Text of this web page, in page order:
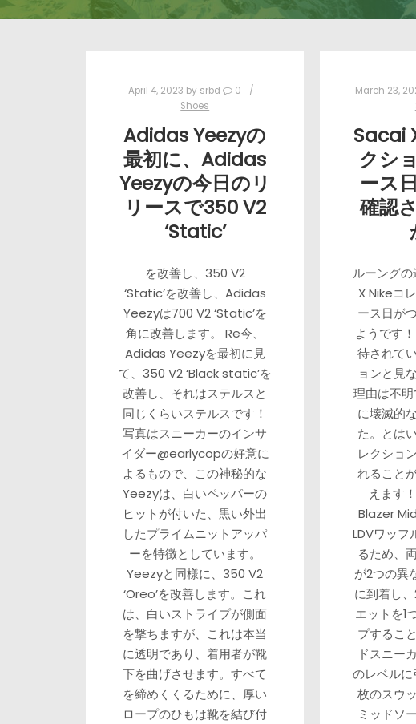
April 4, 2023 by srbd
0
Shoes
Adidas Yeezyの
最初に、Adidas
Yeezyの今日のリ
リースで350 V2
‘Static’
を改善し、350 V2
‘Static’を改善し、Adidas
Yeezyは700 V2 ‘Static’を
角に改善します。 Re今、
Adidas Yeezyを最初に見
て、350 V2 ‘Black static’を
改善し、それはステルスと
同じくらいステルスです！
写真はスニーカーのインサ
イダー@earlycopの好意に
よるもので、この神秘的な
Yeezyは、白いペッパーの
ヒットが付いた、黒い外出
したプライムニットアッパ
ーを特徴としています。
Yeezyと同様に、350 V2
‘Oreo’を改善します。これ
は、白いストライプが側面
を撃ちますが、これは本当
に透明であり、着用者が靴
下を曲げさせます。すべて
を締めくくるために、厚い
ロープのひもは靴を結び付
March 23,
Sacai
クシ
ース
確認
ルーング
X Nikeコ
ース日が
ようです
待されて
ョンと見
理由は不
に壊滅的
た。とは
レクショ
れること
えます
Blazer
LDVワッフ
るため、
が2つの異
に到着し
エットを1
プするこ
ドスニー
のレベル
枚のスウ
ミッドソ